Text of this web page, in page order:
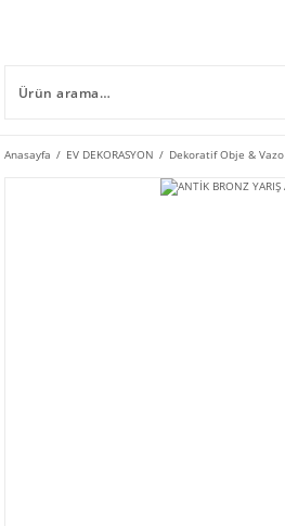
Anasayfa EV DEKORASYON Dekoratif Obje & Vazo